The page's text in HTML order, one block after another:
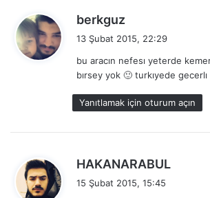
berkguz
i
k
i
:
13 Şubat 2015, 22:29
bu aracın nefesı yeterde
bırsey yok 🙂 turkıyede gecerlı
Yanıtlamak için oturum açın
HAKANARABUL
15 Şubat 2015, 15:45